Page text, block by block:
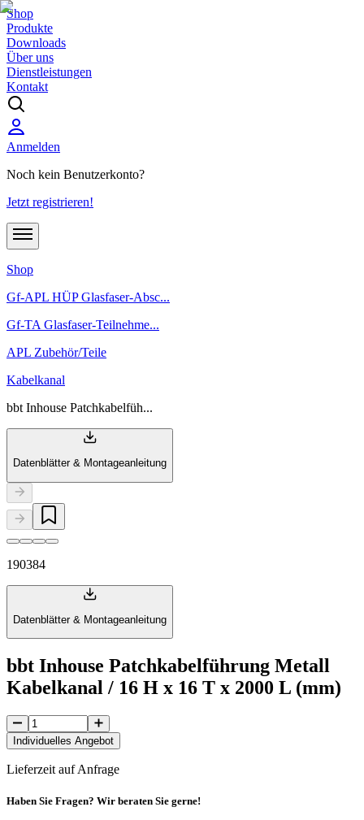
Shop
Produkte
Downloads
Über uns
Dienstleistungen
Kontakt
Anmelden
Noch kein Benutzerkonto?
Jetzt registrieren!
Shop
Gf-APL HÜP Glasfaser-Absc...
Gf-TA Glasfaser-Teilnehme...
APL Zubehör/Teile
Kabelkanal
bbt Inhouse Patchkabelfüh...
Datenblätter & Montageanleitung
190384
Datenblätter & Montageanleitung
bbt Inhouse Patchkabelführung Metall
Kabelkanal / 16 H x 16 T x 2000 L (mm)
Individuelles Angebot
Lieferzeit auf Anfrage
Haben Sie Fragen? Wir beraten Sie gerne!